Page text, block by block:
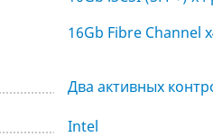
16Gb Fibre Channel
Два активных
Intel